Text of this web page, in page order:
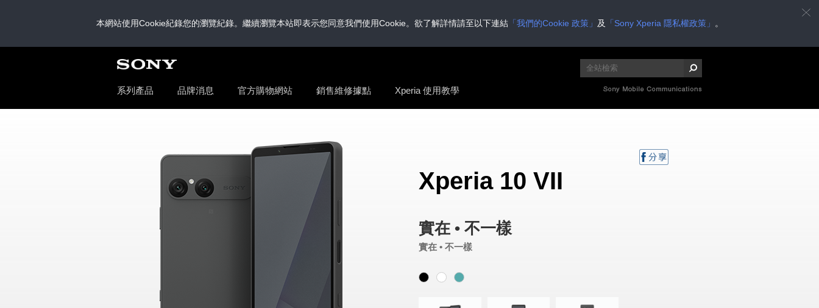
本網站使用Cookie紀錄您的瀏覽紀錄。繼續瀏覽本站即表示您同意我們使用Cookie。 欲了解詳情請至以下連結「我們的Cookie 政策」 及 「Sony Xperia 隱私權政策」 。
系列產品 品牌消息 官方購物網站 銷售維修據點 Xperia 使用教學
Xperia 10 VII
實在 • 不一樣
實在 • 不一樣